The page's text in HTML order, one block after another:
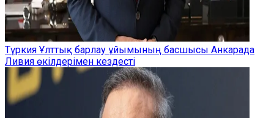
Түркия Ұлттық барлау ұйымының басшысы Анкарада
Ливия өкілдерімен кездесті